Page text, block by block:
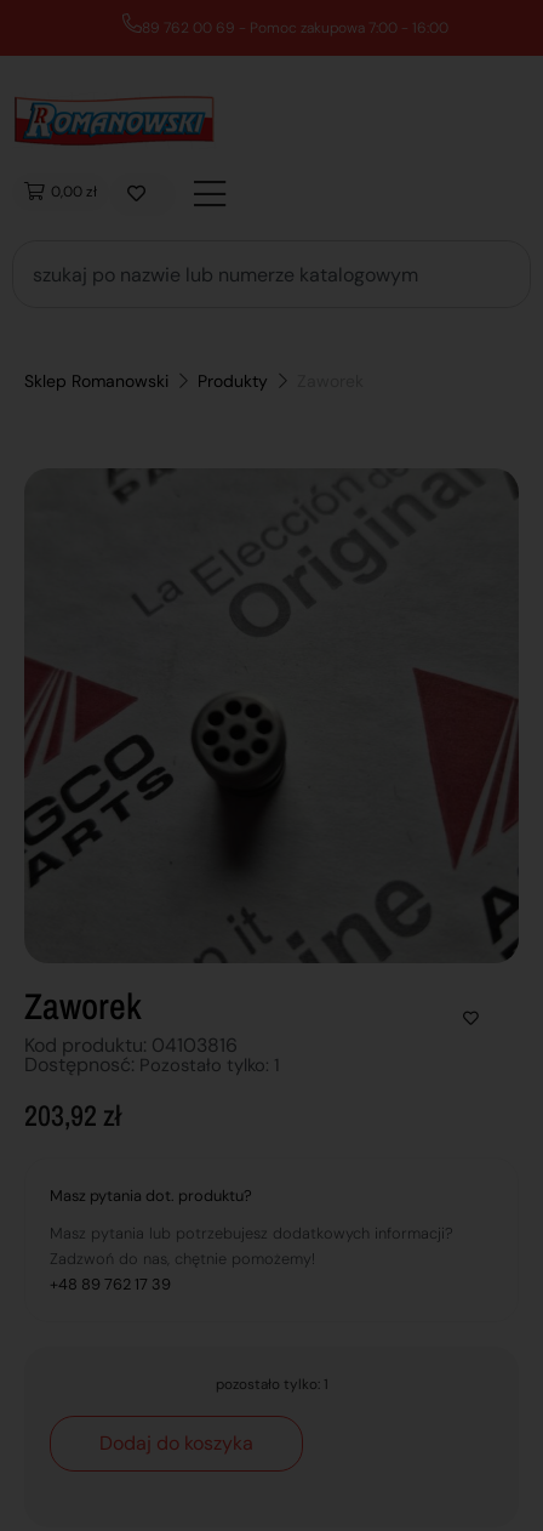
89 762 00 69 - Pomoc zakupowa 7:00 - 16:00
0,00 zł
Sklep Romanowski Produkty
Zaworek
Kod produktu: 04103816
Dostępnosć: Pozostało tylko: 1
203,92 zł
Masz pytania dot. produktu?
Masz pytania lub potrzebujesz dodatkowych informacji?
Zadzwoń do nas, chętnie pomożemy!
+48 89 762 17 39
pozostało tylko: 1
Dodaj do koszyka